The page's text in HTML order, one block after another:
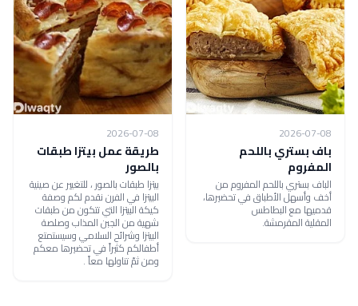
2026-07-08
باف بستري باللحم
المفروم
الباف بستري باللحم المفروم من
أخف وأسهل الأطباق في تحضيرها،
قدميها مع البطاطس
المقلية المقرمشة.
2026-07-08
طريقة عمل بيتزا طبقات
بالصور
بيتزا طبقات بالصور ، للتغيير عن صينية
البيتزا في الفرن نقدم لكم وصفة
كيكة البيتزا التي تتكون من طبقات
شهية من الجبن المذاب وصلصة
البيتزا وشرائح السلامي وسيستمتع
أطفالكم كثيراً في تحضيرها معكم
ومن ثمّ تناولها معاً .